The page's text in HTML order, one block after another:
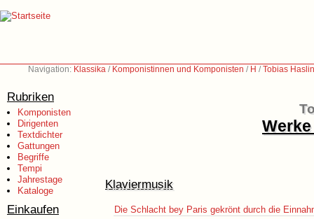
Navigation: Klassika / Komponistinnen und Komponisten / H /Tobias
Rubriken
Komponisten
Dirigenten
Textdichter
Gattungen
Begriffe
Tempi
Jahrestage
Kataloge
Einkaufen
Klaviermusik
Die Schlacht bey Paris gekrönt durch die